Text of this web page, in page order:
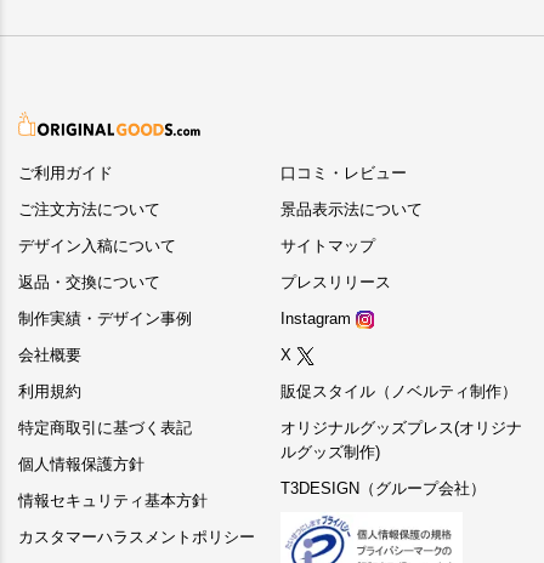
ご利用ガイド
ご注文方法について
デザイン入稿について
返品・交換について
制作実績・デザイン事例
会社概要
利用規約
特定商取引に基づく表記
個人情報保護方針
情報セキュリティ基本方針
カスタマーハラスメントポリシー
口コミ・レビュー
景品表示法について
サイトマップ
プレスリリース
Instagram
X
販促スタイル（ノベルティ制作）
オリジナルグッズプレス(オリジナ
ルグッズ制作)
T3DESIGN（グループ会社）